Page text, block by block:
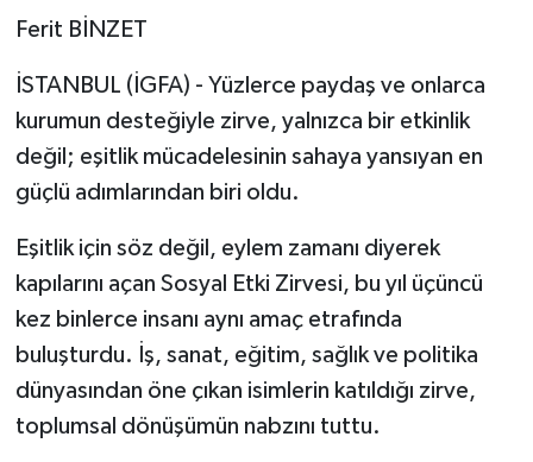
Ferit BİNZET
İSTANBUL (İGFA) - Yüzlerce paydaş ve onlarca
kurumun desteğiyle zirve, yalnızca bir etkinlik
değil; eşitlik mücadelesinin sahaya yansıyan en
güçlü adımlarından biri oldu.
Eşitlik için söz değil, eylem zamanı diyerek
kapılarını açan Sosyal Etki Zirvesi, bu yıl üçüncü
kez binlerce insanı aynı amaç etrafında
buluşturdu. İş, sanat, eğitim, sağlık ve politika
dünyasından öne çıkan isimlerin katıldığı zirve,
toplumsal dönüşümün nabzını tuttu.